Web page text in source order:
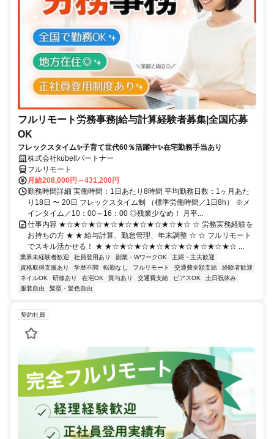
フルリモート労務事務|給与計算経験者募集|全国応募
OK
フレックスタイム✨子育て世代60％活躍中✨在宅勤務手当あり
株式会社kubellパートナー
フルリモート
月給208,000円～431,200円
勤務時間詳細 実働時間：1日あたり8時間 平均勤務日数：1ヶ月あた
り18日 〜 20日 フレックスタイム制 （標準労働時間／1日8h） ※メ
インタイム／10：00～16：00 ◎残業少なめ！ 月平...
仕事内容 ★☆★☆★☆★☆★☆★☆★☆★☆★☆ ☆ 労務実務経験を
お持ちの方 ★ ★ 給与計算、勤怠管理、年末調整 ☆ ☆ フルリモート
でスキル活かせる！ ★ ★☆★☆★☆★☆★☆★☆★☆★☆★☆ ...
業界未経験者歓迎 社員登用あり 副業・WワークOK
主婦・主夫歓迎
資格取得支援あり
学歴不問 転勤なし フルリモート 交通費全額支給
経験者歓迎
ネイルOK
研修あり 在宅OK 賞与あり 交通費支給 ピアスOK
土日祝休み
服装自由
髪型・髪色自由
契約社員